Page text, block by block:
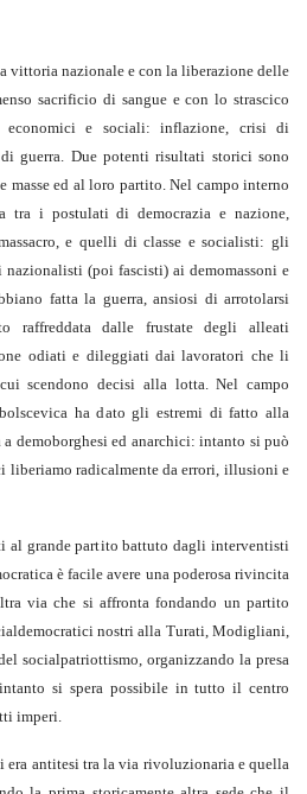
vittoria nazionale e con la liberazione delle
sacrificio di sangue e con lo strascico
economici e sociali: inflazione, crisi di
guerra. Due potenti risultati storici sono
ed al loro partito. Nel campo interno
i postulati di democrazia e nazione,
e quelli di classe e socialisti: gli
(poi fascisti) ai demomassoni e
fatta la guerra, ansiosi di arrotolarsi
raffreddata dalle frustate degli alleati
odiati e dileggiati dai lavoratori che li
scendono decisi alla lotta. Nel campo
ha dato gli estremi di fatto alla
demoborghesi ed anarchici: intanto si può
liberiamo radicalmente da errori, illusioni e
al grande partito battuto dagli interventisti
è facile avere una poderosa rivincita
via che si affronta fondando un partito
nostri alla Turati, Modigliani,
socialpatriottismo, organizzando la presa
si spera possibile in tutto il centro
imperi.
era antitesi tra la via rivoluzionaria e quella